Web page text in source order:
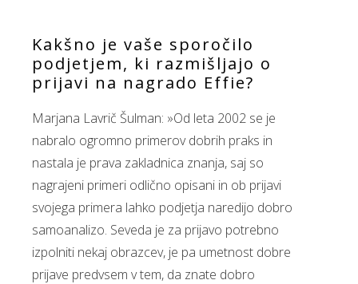
Kakšno je vaše sporočilo
podjetjem, ki razmišljajo o
prijavi na nagrado Effie?
Marjana Lavrič Šulman: »Od leta 2002 se je
nabralo ogromno primerov dobrih praks in
nastala je prava zakladnica znanja, saj so
nagrajeni primeri odlično opisani in ob prijavi
svojega primera lahko podjetja naredijo dobro
samoanalizo. Seveda je za prijavo potrebno
izpolniti nekaj obrazcev, je pa umetnost dobre
prijave predvsem v tem, da znate dobro